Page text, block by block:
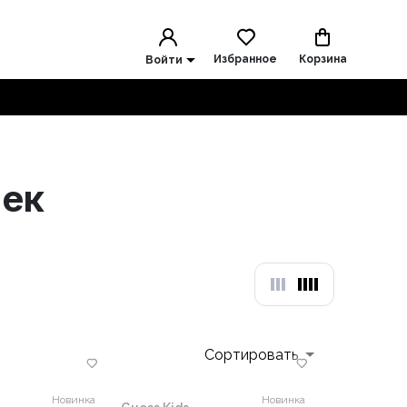
Войти Избранное Корзина
Сортировать
Новинка Новинка